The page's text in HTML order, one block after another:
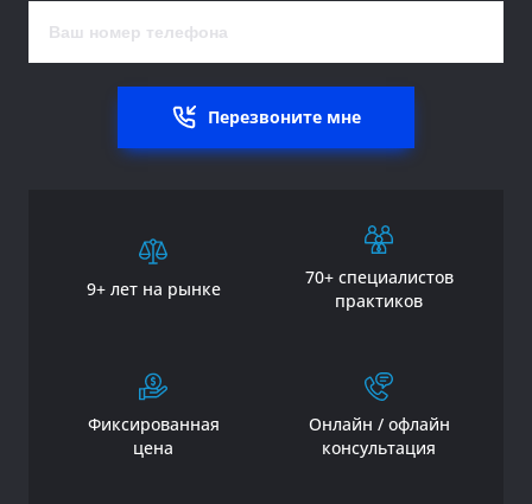
Перезвоните мне
9+ лет на рынке
70+ специалистов
практиков
Фиксированная
цена
Онлайн / офлайн
консультация